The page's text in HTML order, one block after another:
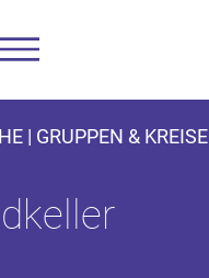
| GRUPPEN & KREISE